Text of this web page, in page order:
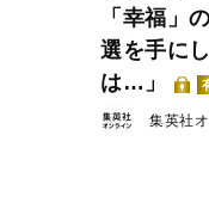
「幸福」
選を手に
は…」
集英社